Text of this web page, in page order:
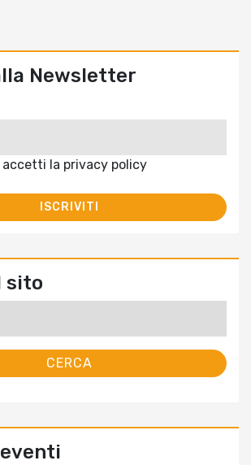
Newsletter
accetti la privacy policy
sito